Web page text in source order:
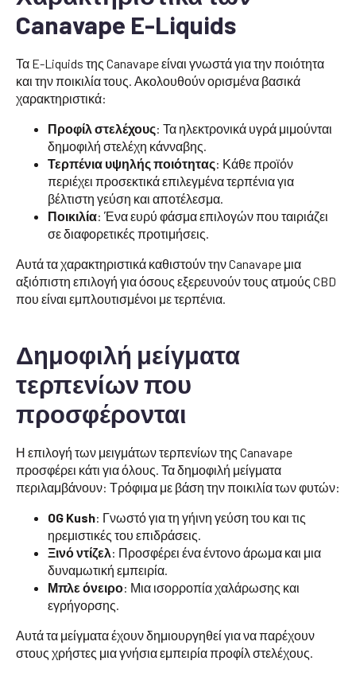
Canavape E-Liquids
Τα E-Liquids της Canavape είναι γνωστά για την ποιότητα
και την ποικιλία τους. Ακολουθούν ορισμένα βασικά
χαρακτηριστικά:
Προφίλ στελέχους: Τα ηλεκτρονικά υγρά μιμούνται
δημοφιλή στελέχη κάνναβης.
Τερπένια υψηλής ποιότητας: Κάθε προϊόν
περιέχει προσεκτικά επιλεγμένα τερπένια για
βέλτιστη γεύση και αποτέλεσμα.
Ποικιλία: Ένα ευρύ φάσμα επιλογών που ταιριάζει
σε διαφορετικές προτιμήσεις.
Αυτά τα χαρακτηριστικά καθιστούν την Canavape μια
αξιόπιστη επιλογή για όσους εξερευνούν τους ατμούς CBD
που είναι εμπλουτισμένοι με τερπένια.
Δημοφιλή μείγματα
τερπενίων που
προσφέρονται
Η επιλογή των μειγμάτων τερπενίων της Canavape
προσφέρει κάτι για όλους. Τα δημοφιλή μείγματα
περιλαμβάνουν: Τρόφιμα με βάση την ποικιλία των φυτών:
OG Kush: Γνωστό για τη γήινη γεύση του και τις
ηρεμιστικές του επιδράσεις.
Ξινό ντίζελ: Προσφέρει ένα έντονο άρωμα και μια
δυναμωτική εμπειρία.
Μπλε όνειρο: Μια ισορροπία χαλάρωσης και
εγρήγορσης.
Αυτά τα μείγματα έχουν δημιουργηθεί για να παρέχουν
στους χρήστες μια γνήσια εμπειρία προφίλ στελέχους.